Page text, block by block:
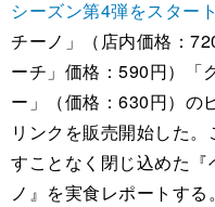
シーズン第4弾をスタート
チーノ」（店内価格：
ーチ」価格：590円）「
ー」（価格：630円）の
リンクを販売開始した
すことなく閉じ込めた
ノ』を実食レポートする。